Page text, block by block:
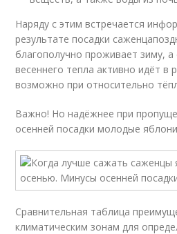
Наряду с этим встречается
результате посадки
благополучно проживает зиму, а
весеннего тепла активно идёт в
возможно при относительно
Важно! Но надёжнее при
осенней посадки молодые
Сравнительная таблица
климатическим зонам для